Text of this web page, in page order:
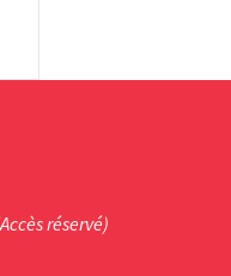
réservé)